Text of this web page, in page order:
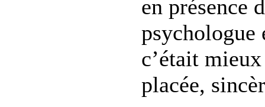
en présence
psychologue
c’était
placée,